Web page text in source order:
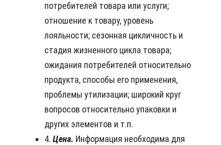
потребителей товара или услуги;
отношение к товару, уровень
лояльности; сезонная цикличность и
стадия жизненного цикла товара;
ожидания потребителей относительно
продукта, способы его применения,
проблемы утилизации; широкий круг
вопросов относительно упаковки и
других элементов и т.п.
4. Цена. Информация необходима для